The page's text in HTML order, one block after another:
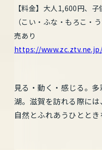
【料金】大人1,600円、
（こい・ふな・もろこ
売あり
https://
見る・動く・感じる。
湖。滋賀を訪れる際に
自然とふれあうひととき